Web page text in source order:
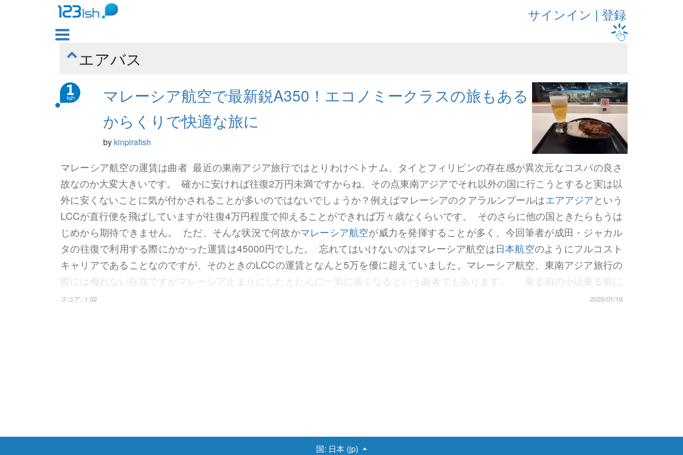
サインイン | 登録

 エアバス
マレーシア航空で最新鋭A350！エコノミークラスの旅もある
からくりで快適な旅に
by kinpirafish
マレーシア航空の運賃は曲者 最近の東南アジア旅行ではとりわけベトナム、タイとフィリピンの存在感が異次元なコスパの良さ
故なのか大変大きいです。 確かに安ければ往復2万円未満ですからね、その点東南アジアでそれ以外の国に行こうとすると実は以
外に安くないことに気が付かされることが多いのではないでしょうか？例えばマレーシアのクアラルンプールはエアアジアという
LCCが直行便を飛ばしていますが往復4万円程度で抑えることができれば万々歳なくらいです。 そのさらに他の国ときたらもうは
じめから期待できません。 ただ、そんな状況で何故かマレーシア航空が威力を発揮することが多く、今回筆者が成田・ジャカル
タの往復で利用する際にかかった運賃は45000円でした。 忘れてはいけないのはマレーシア航空は日本航空のようにフルコスト
キャリアであることなのですが、そのときのLCCの運賃となんと5万を優に超えていました。マレーシア航空、東南アジア旅行の
際には侮れない存在ですがマレーシア止まりにしたとたんに一気に高くなるという曲者でもあります。 乗る前の小話乗る前に
知るといいことがあるかもしれない小話から入りましょう。小話は2部あります。 エコノミークラスだけどビジネスクラスレー
スコア: 1.02 2020/01/19
国: 日本 (jp)